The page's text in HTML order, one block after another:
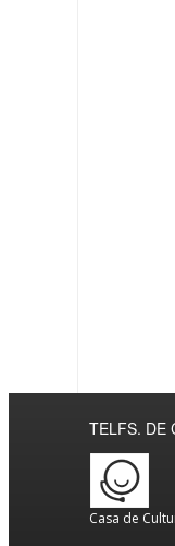
TELFS. DE
Casa de